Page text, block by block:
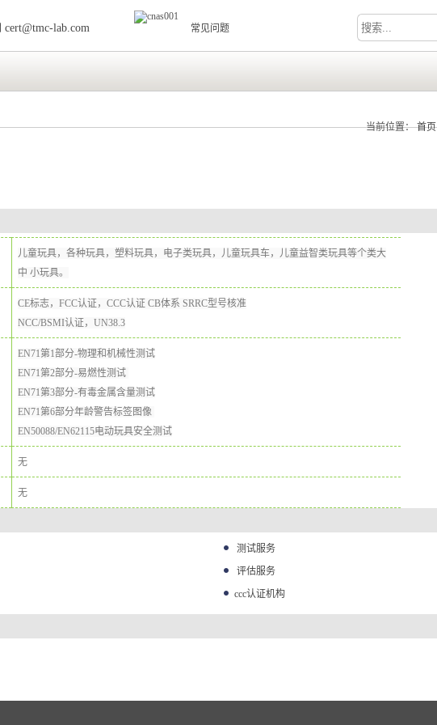
cert@tmc-lab.com
常见问题
当前位置：首页
儿童玩具，各种玩具，塑料玩具，电子类玩具，儿童玩具车，儿童益智类玩具等个类大
中 小玩具。
CE标志，FCC认证，CCC认证 CB体系 SRRC型号核准
NCC/BSMI认证，UN38.3
EN71第1部分-物理和机械性测试
EN71第2部分-易燃性测试
EN71第3部分-有毒金属含量测试
EN71第6部分年龄警告标签图像
EN50088/EN62115电动玩具安全测试
无
无
测试服务
评估服务
ccc认证机构